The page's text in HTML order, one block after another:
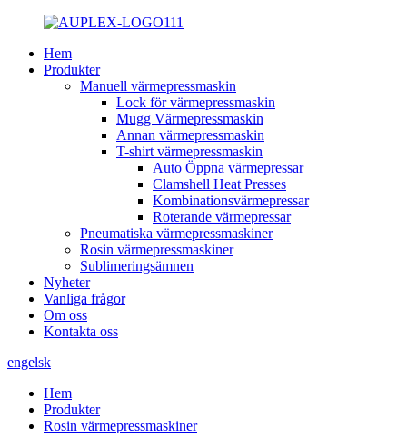
Hem
Produkter
Manuell värmepressmaskin
Lock för värmepressmaskin
Mugg Värmepressmaskin
Annan värmepressmaskin
T-shirt värmepressmaskin
Auto Öppna värmepressar
Clamshell Heat Presses
Kombinationsvärmepressar
Roterande värmepressar
Pneumatiska värmepressmaskiner
Rosin värmepressmaskiner
Sublimeringsämnen
Nyheter
Vanliga frågor
Om oss
Kontakta oss
engelsk
Hem
Produkter
Rosin värmepressmaskiner